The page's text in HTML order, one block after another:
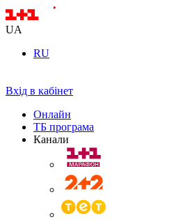
UA
RU
Вхід в кабінет
Онлайн
ТБ програма
Канали